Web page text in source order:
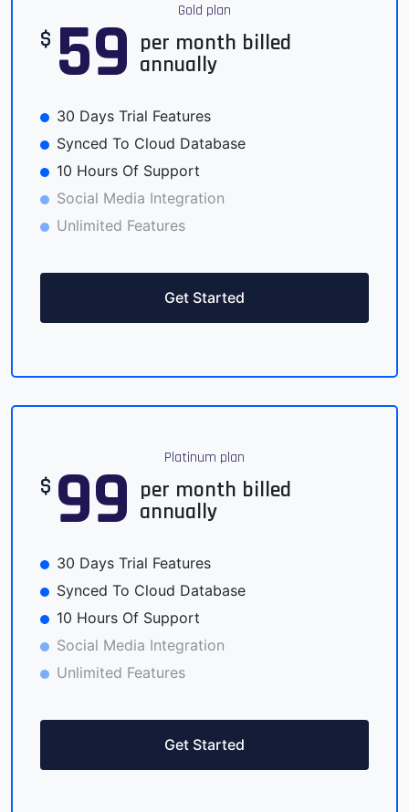
Gold plan
$ 59 per month billed
annually
30 Days Trial Features
Synced To Cloud Database
10 Hours Of Support
Social Media Integration
Unlimited Features
Get Started
Platinum plan
$ 99 per month billed
annually
30 Days Trial Features
Synced To Cloud Database
10 Hours Of Support
Social Media Integration
Unlimited Features
Get Started